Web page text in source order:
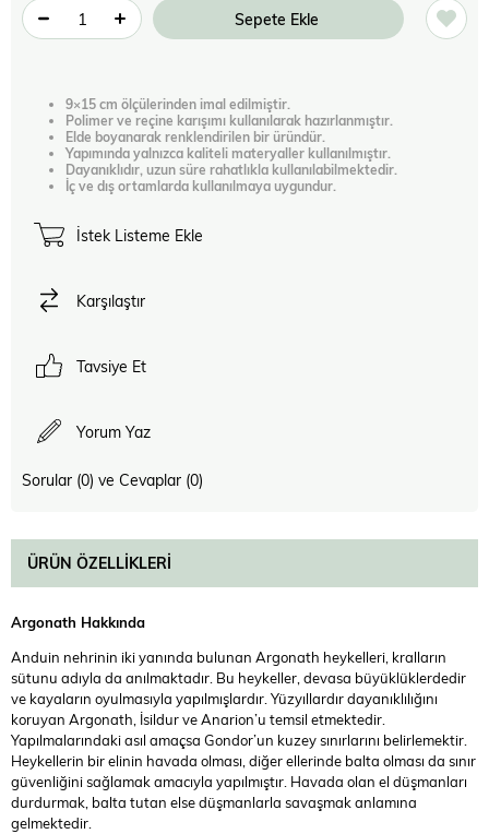
9×15 cm ölçülerinden imal edilmiştir.
Polimer ve reçine karışımı kullanılarak hazırlanmıştır.
Elde boyanarak renklendirilen bir üründür.
Yapımında yalnızca kaliteli materyaller kullanılmıştır.
Dayanıklıdır, uzun süre rahatlıkla kullanılabilmektedir.
İç ve dış ortamlarda kullanılmaya uygundur.
İstek Listeme Ekle
Karşılaştır
Tavsiye Et
Yorum Yaz
Sorular (0) ve Cevaplar (0)
ÜRÜN ÖZELLIKLERI
Argonath Hakkında
Anduin nehrinin iki yanında bulunan Argonath heykelleri, kralların
sütunu adıyla da anılmaktadır. Bu heykeller, devasa büyüklüklerdedir
ve kayaların oyulmasıyla yapılmışlardır. Yüzyıllardır dayanıklılığını
koruyan Argonath, İsildur ve Anarion’u temsil etmektedir.
Yapılmalarındaki asıl amaçsa Gondor’un kuzey sınırlarını belirlemektir.
Heykellerin bir elinin havada olması, diğer ellerinde balta olması da sınır
güvenliğini sağlamak amacıyla yapılmıştır. Havada olan el düşmanları
durdurmak, balta tutan else düşmanlarla savaşmak anlamına
gelmektedir.